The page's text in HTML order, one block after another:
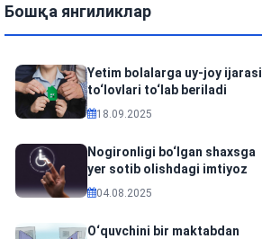
Бошқа янгиликлар
Yetim bolalarga uy-joy ijarasi
to‘lovlari to‘lab beriladi
18.09.2025
Nogironligi bo‘lgan shaxsga
yer sotib olishdagi imtiyoz
04.08.2025
O‘quvchini bir maktabdan